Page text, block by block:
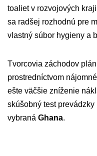
toaliet v rozvojových
sa radšej rozhodnú pre
vlastný súbor hygieny a
Tvorcovia záchodov
prostredníctvom
ešte väčšie zníženie
skúšobný test
vybraná Ghana.